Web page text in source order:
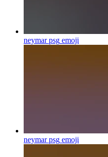
neymar psg emoji
neymar psg emoji